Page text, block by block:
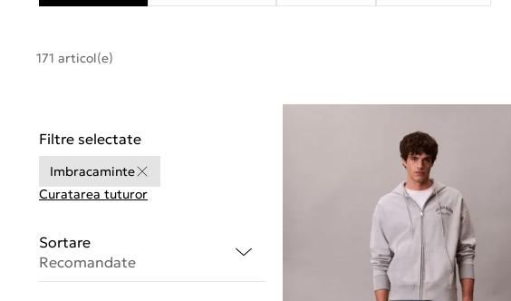
171 articol(e)
Filtre selectate
Imbracaminte
Curatarea tuturor
Sortare
Recomandate